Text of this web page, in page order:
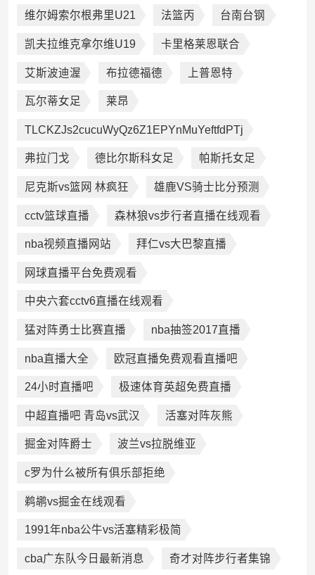
维尔姆索尔根弗里U21 法篮丙 台南台钢
凯夫拉维克拿尔维U19 卡里格莱恩联合
艾斯波迪渥 布拉德福德 上普恩特
瓦尔蒂女足 莱昂
TLCKZJs2cucuWyQz6Z1EPYnMuYeftfdPTj
弗拉门戈 德比尔斯科女足 帕斯托女足
尼克斯vs篮网 林疯狂 雄鹿VS骑士比分预测
cctv篮球直播 森林狼vs步行者直播在线观看
nba视频直播网站 拜仁vs大巴黎直播
网球直播平台免费观看
中央六套cctv6直播在线观看
猛对阵勇士比赛直播 nba抽签2017直播
nba直播大全 欧冠直播免费观看直播吧
24小时直播吧 极速体育英超免费直播
中超直播吧 青岛vs武汉 活塞对阵灰熊
掘金对阵爵士 波兰vs拉脱维亚
c罗为什么被所有俱乐部拒绝
鹈鹕vs掘金在线观看
1991年nba公牛vs活塞精彩极简
cba广东队今日最新消息 奇才对阵步行者集锦